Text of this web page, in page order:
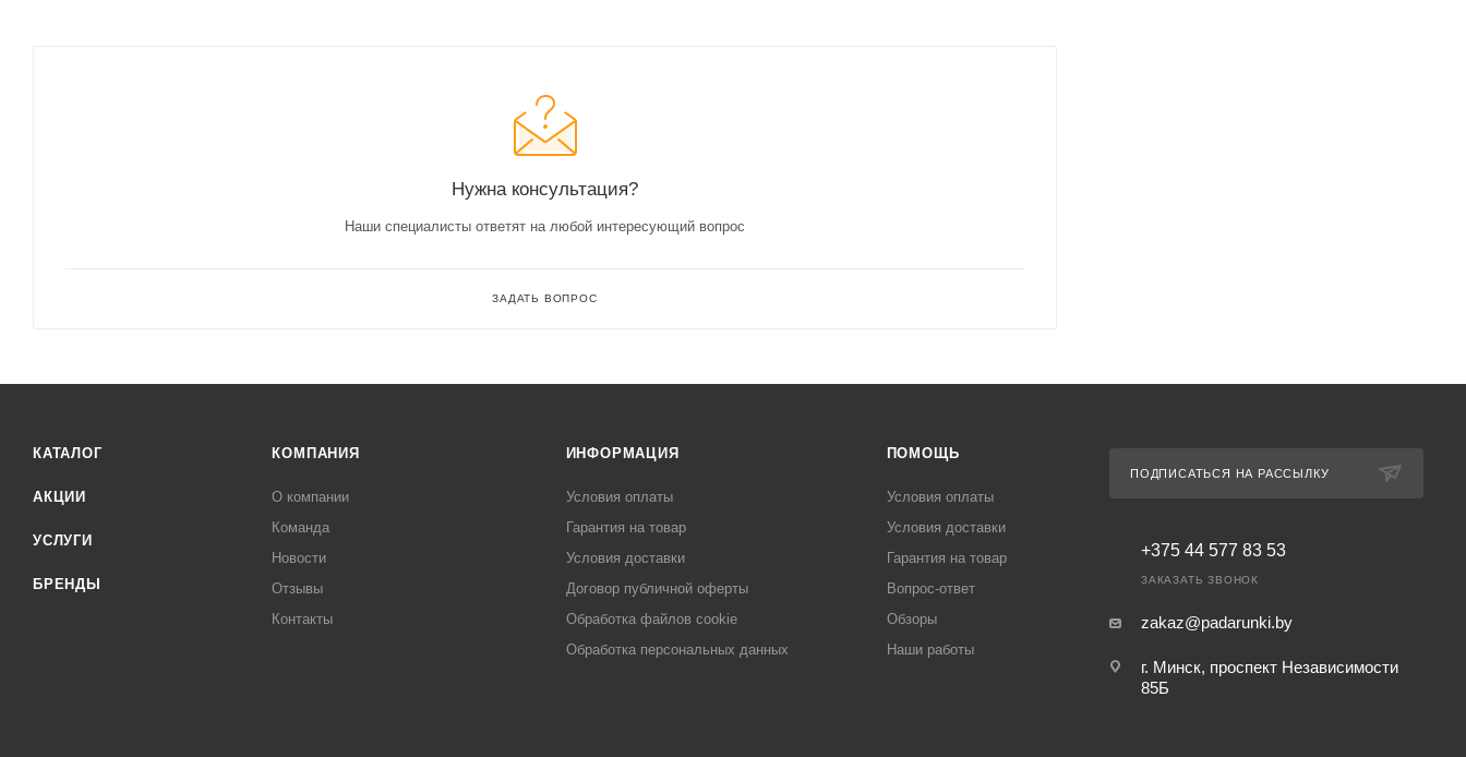
Нужна консультация?
Наши специалисты ответят на любой интересующий вопрос
ЗАДАТЬ ВОПРОС
КАТАЛОГ
АКЦИИ
УСЛУГИ
БРЕНДЫ
КОМПАНИЯ
О компании
Команда
Новости
Отзывы
Контакты
ИНФОРМАЦИЯ
Условия оплаты
Гарантия на товар
Условия доставки
Договор публичной оферты
Обработка файлов cookie
Обработка персональных данных
ПОМОЩЬ
Условия оплаты
Условия доставки
Гарантия на товар
Вопрос-ответ
Обзоры
Наши работы
ПОДПИСАТЬСЯ НА РАССЫЛКУ
+375 44 577 83 53
ЗАКАЗАТЬ ЗВОНОК
zakaz@padarunki.by
г. Минск, проспект Независимости
85Б